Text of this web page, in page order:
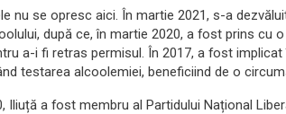
nu se opresc aici. În martie 2021, s-a
după ce, în martie 2020, a fost prins cu
a-i fi retras permisul. În 2017, a fost
testarea alcoolemiei, beneficiind de o
Iliuță a fost membru al Partidului Național